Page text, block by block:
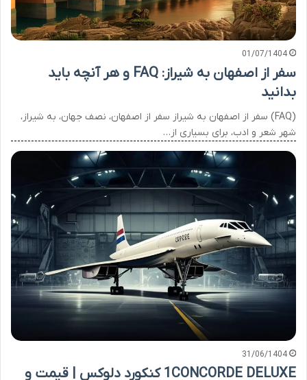
01/07/1404
سفر از اصفهان به شیراز: FAQ و هر آنچه باید
بدانید
(FAQ) سفر از اصفهان به شیراز سفر از اصفهان، نصف جهان، به شیراز،
شهر شعر و ادب، برای بسیاری از…
31/06/1404
1CONCORDE DELUXE کنکورد دلوکس | قیمت و